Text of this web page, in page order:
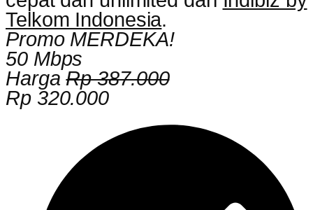
Telkom Indonesia.
Promo MERDEKA!
50 Mbps
HargaRp 387.000
Rp 320.000